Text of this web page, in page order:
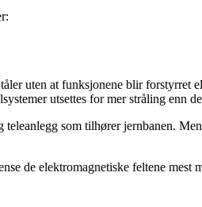
uten at funksjonene blir forstyrret
utsettes for mer stråling enn
som tilhører jernbanen.
de elektromagnetiske feltene mest